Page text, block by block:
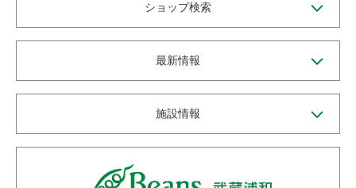
ショップ検索
最新情報
施設情報